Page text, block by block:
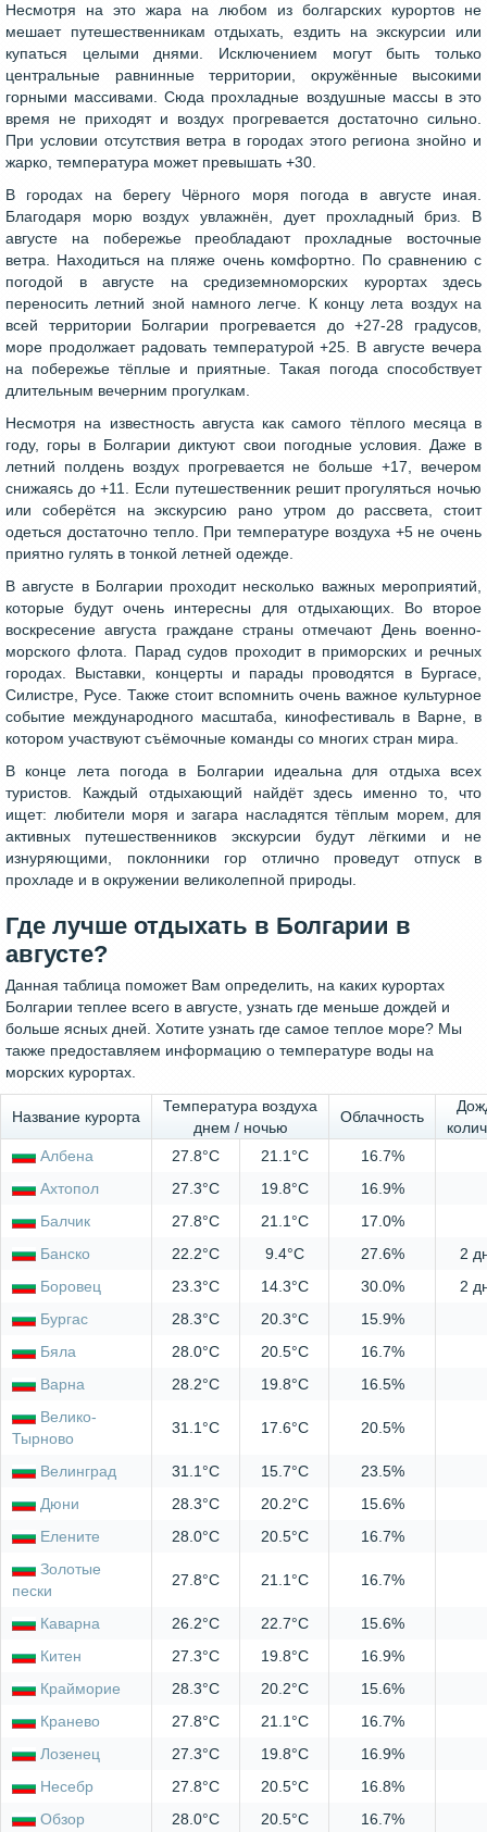
Несмотря на это жара на любом из болгарских курортов не
мешает путешественникам отдыхать, ездить на экскурсии или
купаться целыми днями. Исключением могут быть только
центральные равнинные территории, окружённые высокими
горными массивами. Сюда прохладные воздушные массы в это
время не приходят и воздух прогревается достаточно сильно.
При условии отсутствия ветра в городах этого региона знойно и
жарко, температура может превышать +30.
В городах на берегу Чёрного моря погода в августе иная.
Благодаря морю воздух увлажнён, дует прохладный бриз. В
августе на побережье преобладают прохладные восточные
ветра. Находиться на пляже очень комфортно. По сравнению с
погодой в августе на средиземноморских курортах здесь
переносить летний зной намного легче. К концу лета воздух на
всей территории Болгарии прогревается до +27-28 градусов,
море продолжает радовать температурой +25. В августе вечера
на побережье тёплые и приятные. Такая погода способствует
длительным вечерним прогулкам.
Несмотря на известность августа как самого тёплого месяца в
году, горы в Болгарии диктуют свои погодные условия. Даже в
летний полдень воздух прогревается не больше +17, вечером
снижаясь до +11. Если путешественник решит прогуляться ночью
или соберётся на экскурсию рано утром до рассвета, стоит
одеться достаточно тепло. При температуре воздуха +5 не очень
приятно гулять в тонкой летней одежде.
В августе в Болгарии проходит несколько важных мероприятий,
которые будут очень интересны для отдыхающих. Во второе
воскресение августа граждане страны отмечают День военно-
морского флота. Парад судов проходит в приморских и речных
городах. Выставки, концерты и парады проводятся в Бургасе,
Силистре, Русе. Также стоит вспомнить очень важное культурное
событие международного масштаба, кинофестиваль в Варне, в
котором участвуют съёмочные команды со многих стран мира.
В конце лета погода в Болгарии идеальна для отдыха всех
туристов. Каждый отдыхающий найдёт здесь именно то, что
ищет: любители моря и загара насладятся тёплым морем, для
активных путешественников экскурсии будут лёгкими и не
изнуряющими, поклонники гор отлично проведут отпуск в
прохладе и в окружении великолепной природы.
Где лучше отдыхать в Болгарии в
августе?
Данная таблица поможет Вам определить, на каких курортах
Болгарии теплее всего в августе, узнать где меньше дождей и
больше ясных дней. Хотите узнать где самое теплое море? Мы
также предоставляем информацию о температуре воды на
морских курортах.
Название курорта
Температура воздуха
днем / ночью
Облачность
Албена
27.8°C 21.1°C
16.7%
Ахтопол
27.3°C 19.8°C
16.9%
Балчик
27.8°C 21.1°C
17.0%
Банско
22.2°C 9.4°C 27.6%
2
Боровец
23.3°C 14.3°C 30.0%
2
Бургас
28.3°C 20.3°C
15.9%
Бяла
28.0°C 20.5°C
16.7%
Варна
28.2°C 19.8°C
16.5%
Велико-
Тырново
31.1°C 17.6°C 20.5%
Велинград 31.1°C 15.7°C
23.5%
Дюни
28.3°C 20.2°C
15.6%
Елените
28.0°C 20.5°C
16.7%
Золотые
пески
27.8°C 21.1°C 16.7%
Каварна 26.2°C 22.7°C
15.6%
Китен
27.3°C 19.8°C
16.9%
Крайморие
28.3°C 20.2°C
15.6%
Кранево
27.8°C 21.1°C
16.7%
Лозенец
27.3°C 19.8°C
16.9%
Несебр
27.8°C 20.5°C
16.8%
Обзор
28.0°C 20.5°C 16.7%